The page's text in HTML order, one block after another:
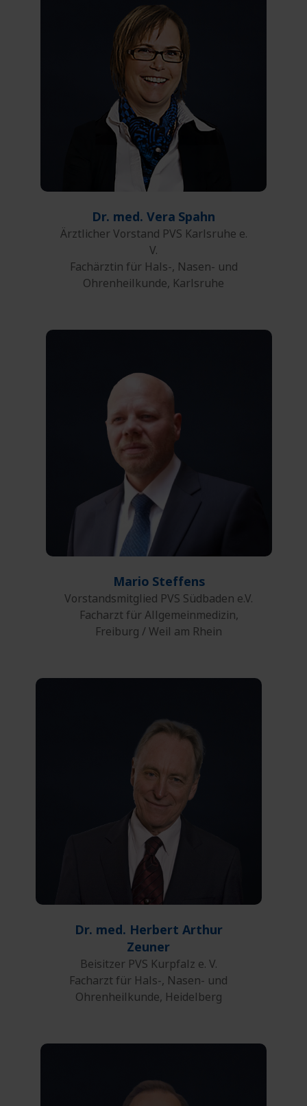
Telefon:
0721 55980-0
0721 55980-31
E-Mail
Dr. med. Vera Spahn
Ärztlicher Vorstand PVS Karlsruhe e.
V.
Fachärztin für Hals-, Nasen- und
Ohrenheilkunde, Karlsruhe
0761 27132-00
0761 27132-45
E-Mail
Mario Steffens
Vorstandsmitglied PVS Südbaden e.V.
Facharzt für Allgemeinmedizin,
Freiburg / Weil am Rhein
Telefon:
0621 164-208
Fax:
0621 164-5208
E-Mail
Dr. med. Herbert Arthur
Zeuner
Beisitzer PVS Kurpfalz e. V.
Facharzt für Hals-, Nasen- und
Ohrenheilkunde, Heidelberg